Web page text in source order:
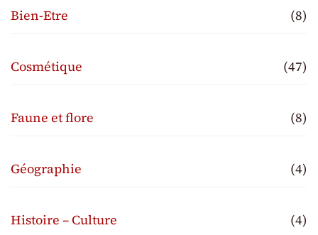
Bien-Etre (8)
Cosmétique (47)
Faune et flore (8)
Géographie (4)
Histoire – Culture (4)